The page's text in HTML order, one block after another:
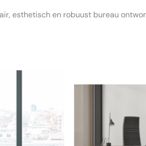
esthetisch en robuust bureau